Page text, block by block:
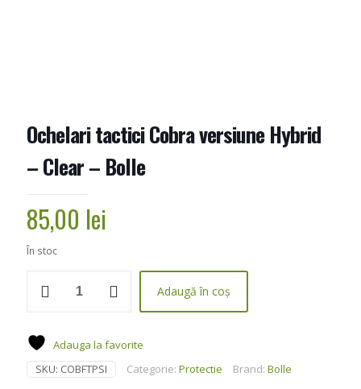
Ochelari tactici Cobra versiune Hybrid
– Clear – Bolle
85,00 lei
În stoc
Ochelari
versiune
Hybrid
Adaugă în coș
Adauga la favorite
SKU: COBFTPSI Categorie: Protectie Brand: Bolle